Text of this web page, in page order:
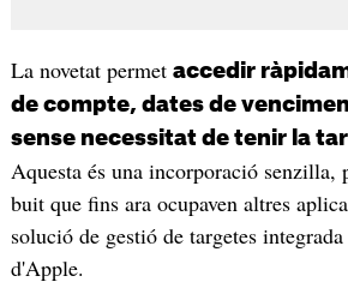
La novetat permet accedir
de compte, dates de
sense necessitat de tenir la
Aquesta és una incorporació senzilla,
buit que fins ara ocupaven altres
solució de gestió de targetes
d'Apple.